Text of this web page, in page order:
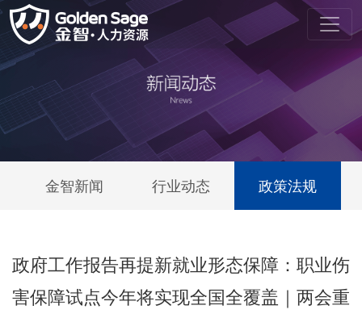
金智新闻 行业动态 政策法规
政府工作报告再提新就业形态保障：职业伤
害保障试点今年将实现全国全覆盖｜两会重